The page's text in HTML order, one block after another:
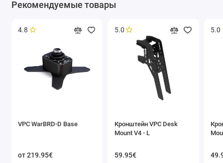
Обратите внимание! С овместимость с
VPC WarBRD
механическая, то есть точки крепления
совпадают. Однако
, нижняя крышка базы
комплект к адаптеруVPC Desk Mount Adapter -
WarBRD-D Base
не входит, так как снята с
Рекомендуемые товары
4.8
VPC WarBRD-D Base
от 219.95€
5.0
Кронштейн VPC Desk
Mount V4 - L
59.95€
5.0